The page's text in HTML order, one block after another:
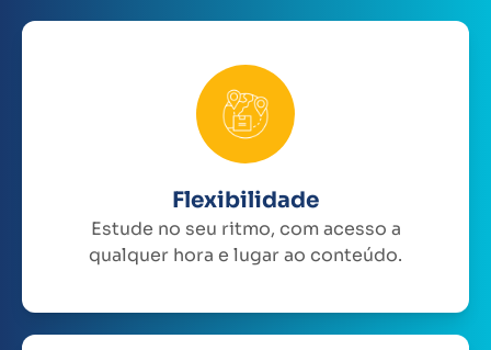
Flexibilidade
Estude no seu ritmo, com acesso a
qualquer hora e lugar ao conteúdo.